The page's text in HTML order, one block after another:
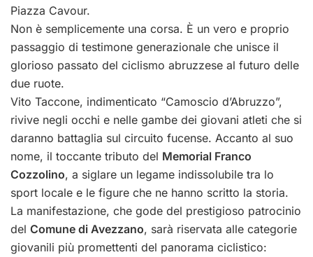
Piazza Cavour.
Non è semplicemente una corsa. È un vero e proprio
passaggio di testimone generazionale che unisce il
glorioso passato del ciclismo abruzzese al futuro delle
due ruote.
Vito Taccone, indimenticato “Camoscio d’Abruzzo”,
rivive negli occhi e nelle gambe dei giovani atleti che si
daranno battaglia sul circuito fucense. Accanto al suo
nome, il toccante tributo del Memorial Franco
Cozzolino, a siglare un legame indissolubile tra lo
sport locale e le figure che ne hanno scritto la storia.
La manifestazione, che gode del prestigioso patrocinio
del Comune di Avezzano, sarà riservata alle categorie
giovanili più promettenti del panorama ciclistico: